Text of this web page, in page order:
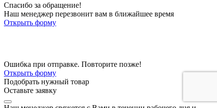
Спасибо за обращение!
Наш менеджер перезвонит вам в ближайшее время
Открыть форму
Ошибка при отправке. Повторите позже!
Открыть форму
Подобрать нужный товар
Оставьте заявку